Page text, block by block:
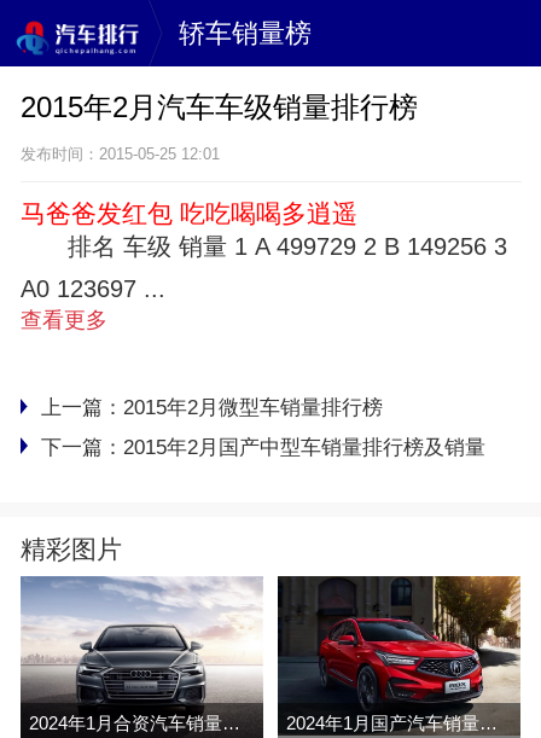
轿车销量榜
2015年2月汽车车级销量排行榜
发布时间：2015-05-25 12:01
马爸爸发红包 吃吃喝喝多逍遥
排名 车级 销量 1 A 499729 2 B 149256 3
A0 123697 ...
查看更多
上一篇： 2015年2月微型车销量排行榜
下一篇： 2015年2月国产中型车销量排行榜及销量
精彩图片
2024年1月合资汽车销量排行榜完整版名单(零售量 2024年1月国产汽车销量排行榜完整版名单(零售量